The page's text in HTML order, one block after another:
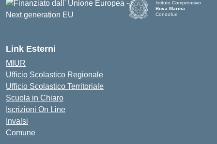
Istituto Comprensivo
Bova Marina
Condofuri
Link Esterni
MIUR
Ufficio Scolastico Regionale
Ufficio Scolastico Territoriale
Scuola in Chiaro
Iscrizioni On Line
Invalsi
Comune